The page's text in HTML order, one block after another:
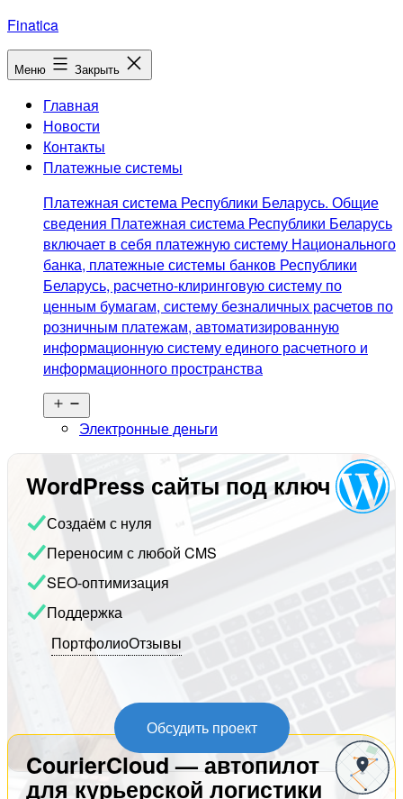
Перейти
к
содержимому
Finatica
Меню Закрыть
Главная
Новости
Контакты
Платежные системы
Платежная система Республики Беларусь. Общие
сведения Платежная система Республики Беларусь
включает в себя платежную систему Национального
банка, платежные системы банков Республики
Беларусь, расчетно-клиринговую систему по
ценным бумагам, систему безналичных расчетов по
розничным платежам, автоматизированную
информационную систему единого расчетного и
информационного пространства
меню
Электронные деньги
WordPress сайты под ключ
Создаём с нуля
Переносим с любой CMS
SEO-оптимизация
Поддержка
ПортфолиоОтзывы
Обсудить проект
CourierCloud — автопилот
для курьерской логистики